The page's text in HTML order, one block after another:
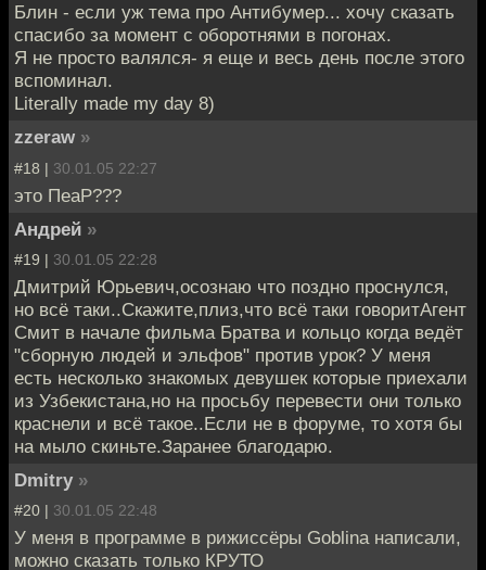
Блин - если уж тема про Антибумер... хочу сказать
спасибо за момент с оборотнями в погонах.
Я не просто валялся- я еще и весь день после этого
вспоминал.
Literally made my day 8)
zzeraw »
#18 | 30.01.05 22:27
это ПеаР???
Андрей »
#19 | 30.01.05 22:28
Дмитрий Юрьевич,осознаю что поздно проснулся,
но всё таки..Скажите,плиз,что всё таки говоритАгент
Смит в начале фильма Братва и кольцо когда ведёт
"сборную людей и эльфов" против урок? У меня
есть несколько знакомых девушек которые приехали
из Узбекистана,но на просьбу перевести они только
краснели и всё такое..Если не в форуме, то хотя бы
на мыло скиньте.Заранее благодарю.
Dmitry »
#20 | 30.01.05 22:48
У меня в программе в рижиссёры Goblina написали,
можно сказать только КРУТО